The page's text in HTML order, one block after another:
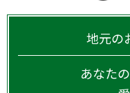
地元の
あなた